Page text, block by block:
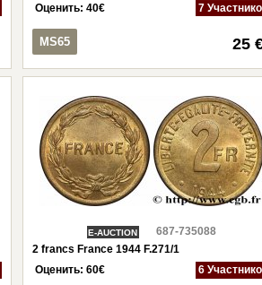
Оценить:40€ 7
MS65 25
E-AUCTION
687-735088
2 francs France 1944 F.271/1
Оценить:60€ 6